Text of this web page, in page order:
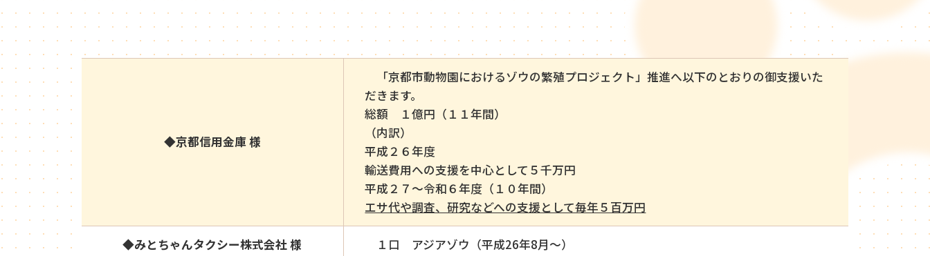
◆京都信用金庫 様
「京都市動物園におけるゾウの繁殖プロジェクト」推進へ以下のとおりの御支援いた
だきます。
総額 １億円（１１年間）
（内訳）
平成２６年度
輸送費用への支援を中心として５千万円
平成２７～令和６年度（１０年間）
エサ代や調査、研究などへの支援として毎年５百万円
◆みとちゃんタクシー株式会社 様 １口 アジアゾウ（平成26年8月～）